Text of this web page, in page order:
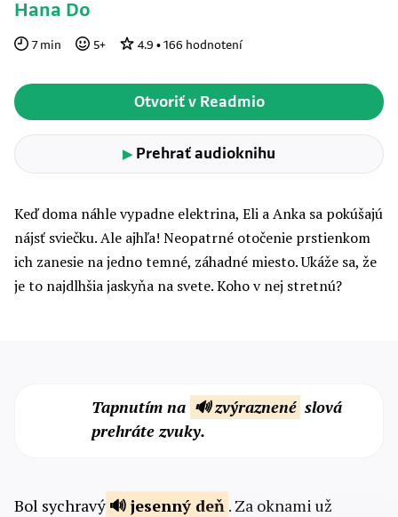
Hana Do
7min 5+ 4.9 • 166 hodnotení
Otvoriť v Readmio
▶Prehrať audioknihu
Keď doma náhle vypadne elektrina, Eli a Anka sa pokúšajú
nájsť sviečku. Ale ajhľa! Neopatrné otočenie prstienkom
ich zanesie na jedno temné, záhadné miesto. Ukáže sa, že
je to najdlhšia jaskyňa na svete. Koho v nej stretnú?
Tapnutím na 🔊 zvýraznené slová
prehráte zvuky.
Bol sychravý jesenný deň . Za oknami už